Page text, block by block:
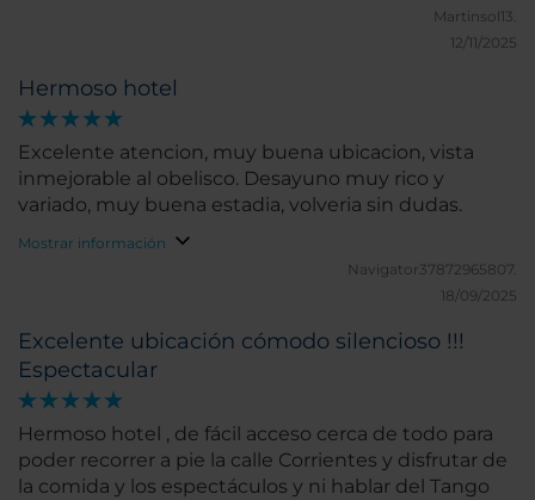
Martinsol13.
12/11/2025
Hermoso hotel
Excelente atencion, muy buena ubicacion, vista
inmejorable al obelisco. Desayuno muy rico y
variado, muy buena estadia, volveria sin dudas.
Mostrar información
Navigator37872965807.
18/09/2025
Excelente ubicación cómodo silencioso !!!
Espectacular
Hermoso hotel , de fácil acceso cerca de todo para
poder recorrer a pie la calle Corrientes y disfrutar de
la comida y los espectáculos y ni hablar del Tango